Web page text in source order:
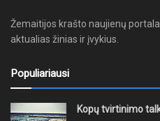
Žemaitijos krašto naujienų
aktualias žinias ir įvykius.
Populiariausi
Kopų tvirtinimo